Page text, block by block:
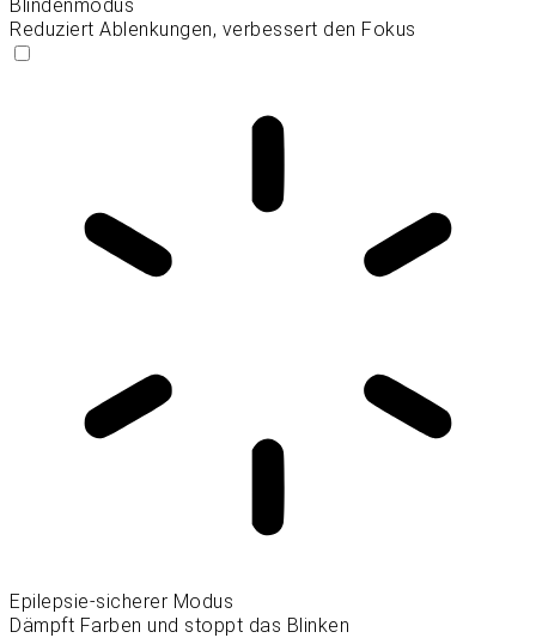
Blindenmodus
Reduziert Ablenkungen, verbessert den Fokus
Epilepsie-sicherer Modus
Dämpft Farben und stoppt das Blinken